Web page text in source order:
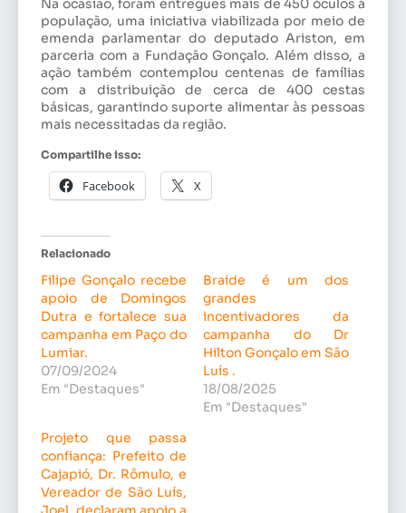
Na ocasião, foram entregues mais de 450 óculos à
população, uma iniciativa viabilizada por meio de
emenda parlamentar do deputado Ariston, em
parceria com a Fundação Gonçalo. Além disso, a
ação também contemplou centenas de famílias
com a distribuição de cerca de 400 cestas
básicas, garantindo suporte alimentar às pessoas
mais necessitadas da região.
Compartilhe isso:
Facebook X
Relacionado
Filipe Gonçalo recebe
apoio de Domingos
Dutra e fortalece sua
campanha em Paço do
Lumiar.
07/09/2024
Em "Destaques"
Braide é um dos
grandes
incentivadores da
campanha do Dr
Hilton Gonçalo em São
Luís .
18/08/2025
Em "Destaques"
Projeto que passa
confiança: Prefeito de
Cajapió, Dr. Rômulo, e
Vereador de São Luís,